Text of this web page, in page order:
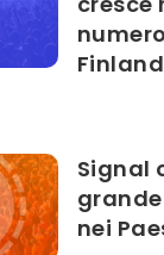
Signal
nei